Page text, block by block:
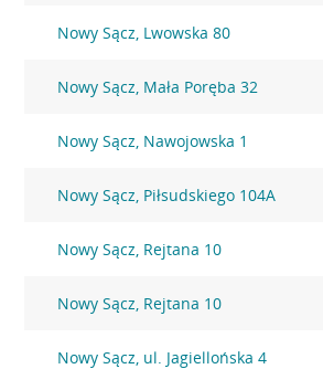
Nowy Sącz, Lwowska 80
Nowy Sącz, Mała Poręba 32
Nowy Sącz, Nawojowska 1
Nowy Sącz, Piłsudskiego 104A
Nowy Sącz, Rejtana 10
Nowy Sącz, Rejtana 10
Nowy Sącz, ul. Jagiellońska 4